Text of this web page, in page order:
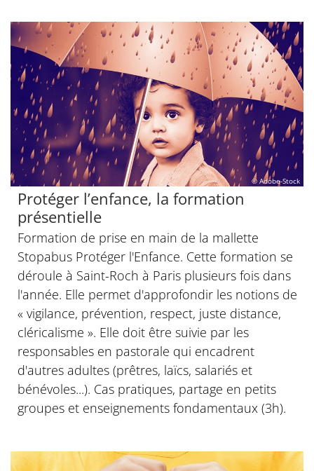
© Adobe-Stock
Protéger l’enfance, la formation
présentielle
Formation de prise en main de la mallette
Stopabus Protéger l'Enfance. Cette formation se
déroule à Saint-Roch à Paris plusieurs fois dans
l'année. Elle permet d'approfondir les notions de
« vigilance, prévention, respect, juste distance,
cléricalisme ». Elle doit être suivie par les
responsables en pastorale qui encadrent
d'autres adultes (prêtres, laïcs, salariés et
bénévoles...). Cas pratiques, partage en petits
groupes et enseignements fondamentaux (3h).